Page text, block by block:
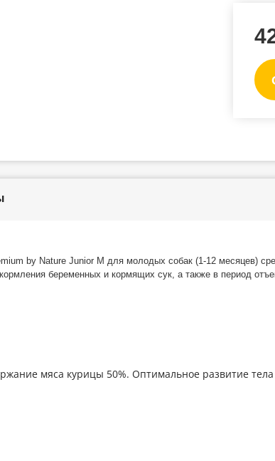
by Nature Junior M для молодых собак (1-12 месяцев)
беременных и кормящих сук, а также в период
мяса курицы 50%. Оптимальное развитие